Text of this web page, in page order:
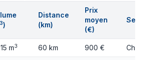
3)
Distance
(km)
Prix
moyen
(€)
m3 60 km 900 €